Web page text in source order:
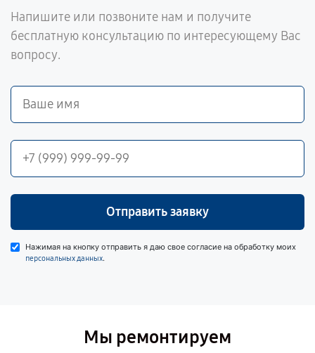
Напишите или позвоните нам и получите
бесплатную консультацию по интересующему Вас
вопросу.
Отправить заявку
Нажимая на кнопку отправить я даю свое согласие на обработку моих
персональных данных.
Мы ремонтируем